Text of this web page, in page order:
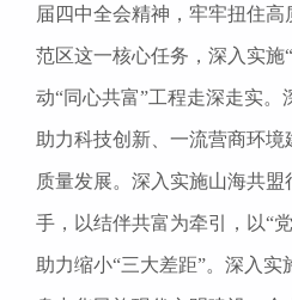
届四中全会精神，牢牢扭住
范区这一核心任务，深入实施
动“同心共富”工程走深走实。
助力科技创新、一流营商环
质量发展。深入实施山海共
手，以结伴共富为牵引，以“
助力缩小“三大差距”。深入